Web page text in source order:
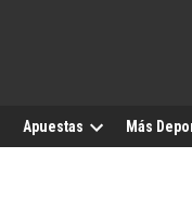
Apuestas Más